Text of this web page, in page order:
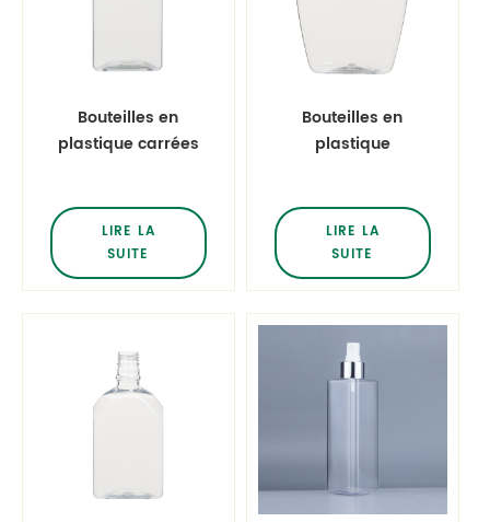
Bouteilles en
plastique carrées
LIRE LA
SUITE
Bouteilles en
plastique
forme uniques
LIRE LA
SUITE